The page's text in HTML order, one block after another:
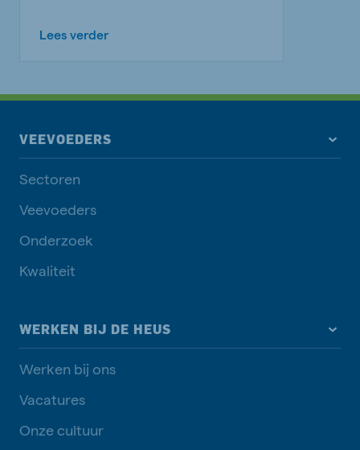
Lees verder
VEEVOEDERS
Sectoren
Veevoeders
Onderzoek
Kwaliteit
WERKEN BIJ DE HEUS
Werken bij ons
Vacatures
Onze cultuur